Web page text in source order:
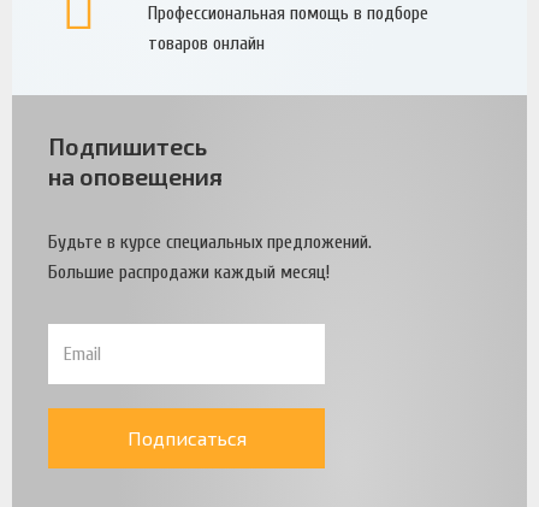
Профессиональная помощь в подборе
товаров онлайн
Подпишитесь
на оповещения
Будьте в курсе специальных предложений.
Большие распродажи каждый месяц!
Подписаться